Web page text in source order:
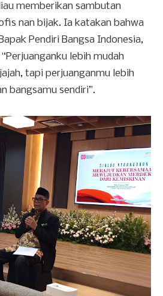
memberikan sambutan
nan bijak. Ia katakan bahwa
Pendiri Bangsa Indonesia,
lebih mudah
tapi perjuanganmu lebih
bangsamu sendiri”.